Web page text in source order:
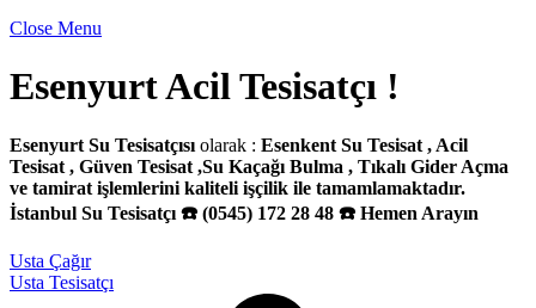
Close Menu
Esenyurt Acil Tesisatçı !
Esenyurt Su Tesisatçısı olarak : Esenkent Su Tesisat , Acil
Tesisat , Güven Tesisat ,Su Kaçağı Bulma , Tıkalı Gider Açma
ve tamirat işlemlerini kaliteli işçilik ile tamamlamaktadır.
İstanbul Su Tesisatçı ☎️ (0545) 172 28 48 ☎️ Hemen Arayın
Usta Çağır
Usta Tesisatçı